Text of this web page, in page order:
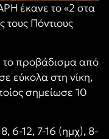
έκανε το «2 στα
τους Πόντιους
προβάδισμα από
εύκολα στη νίκη,
σημείωσε 10
6-12, 7-16 (ημχ), 8-